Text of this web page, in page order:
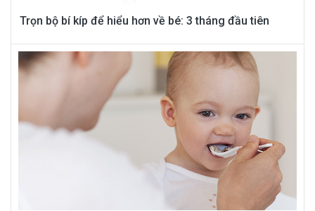
Trọn bộ bí kíp để hiểu hơn về bé: 3 tháng đầu tiên